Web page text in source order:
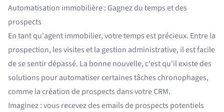
Automatisation immobilière : Gagnez du temps et des
prospects
En tant qu'agent immobilier, votre temps est précieux. Entre la
prospection, les visites et la gestion administrative, il est facile
de se sentir dépassé. La bonne nouvelle, c'est qu'il existe des
solutions pour automatiser certaines tâches chronophages,
comme la création de prospects dans votre CRM.
Imaginez : vous recevez des emails de prospects potentiels